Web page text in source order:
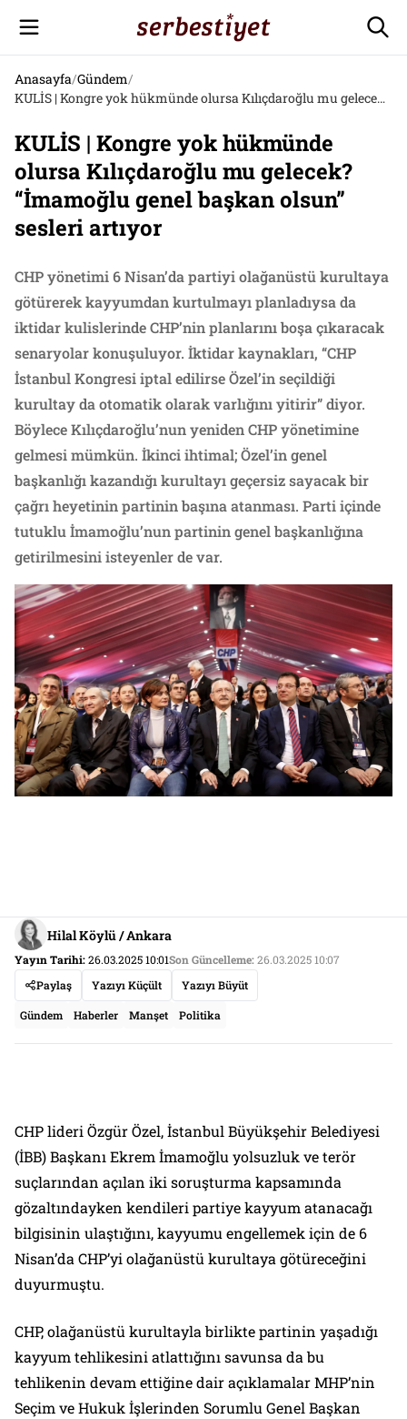
Anasayfa/Gündem/
KULİS | Kongre yok hükmünde olursa Kılıçdaroğlu mu gelecek? “İmamoğlu genel başkan olsun” sesleri artıyor
KULİS | Kongre yok hükmünde
olursa Kılıçdaroğlu mu gelecek?
“İmamoğlu genel başkan olsun”
sesleri artıyor
CHP yönetimi 6 Nisan’da partiyi olağanüstü kurultaya
götürerek kayyumdan kurtulmayı planladıysa da
iktidar kulislerinde CHP’nin planlarını boşa çıkaracak
senaryolar konuşuluyor. İktidar kaynakları, “CHP
İstanbul Kongresi iptal edilirse Özel’in seçildiği
kurultay da otomatik olarak varlığını yitirir” diyor.
Böylece Kılıçdaroğlu’nun yeniden CHP yönetimine
gelmesi mümkün. İkinci ihtimal; Özel’in genel
başkanlığı kazandığı kurultayı geçersiz sayacak bir
çağrı heyetinin partinin başına atanması. Parti içinde
tutuklu İmamoğlu’nun partinin genel başkanlığına
getirilmesini isteyenler de var.
Hilal Köylü / Ankara
Yayın Tarihi:26.03.2025 10:01Son Güncelleme:26.03.2025 10:07
Paylaş
Yazıyı Küçült Yazıyı Büyüt
Gündem Haberler Manşet Politika
CHP lideri Özgür Özel, İstanbul Büyükşehir Belediyesi
(İBB) Başkanı Ekrem İmamoğlu yolsuzluk ve terör
suçlarından açılan iki soruşturma kapsamında
gözaltındayken kendileri partiye kayyum atanacağı
bilgisinin ulaştığını, kayyumu engellemek için de 6
Nisan’da CHP’yi olağanüstü kurultaya götüreceğini
duyurmuştu.
CHP, olağanüstü kurultayla birlikte partinin yaşadığı
kayyum tehlikesini atlattığını savunsa da bu
tehlikenin devam ettiğine dair açıklamalar MHP’nin
Seçim ve Hukuk İşlerinden Sorumlu Genel Başkan